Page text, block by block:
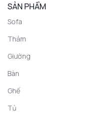
SẢN PHẨM
Sofa
Thảm
Giường
Bàn
Ghế
Tủ